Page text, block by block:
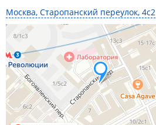
Москва, Старопанский переулок, 4с2